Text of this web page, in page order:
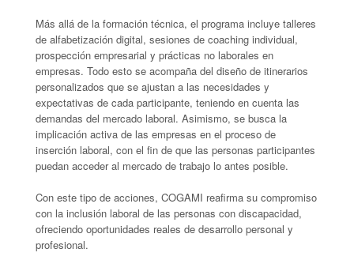
Más allá de la formación técnica, el programa incluye talleres
de alfabetización digital, sesiones de coaching individual,
prospección empresarial y prácticas no laborales en
empresas. Todo esto se acompaña del diseño de itinerarios
personalizados que se ajustan a las necesidades y
expectativas de cada participante, teniendo en cuenta las
demandas del mercado laboral. Asimismo, se busca la
implicación activa de las empresas en el proceso de
inserción laboral, con el fin de que las personas participantes
puedan acceder al mercado de trabajo lo antes posible.
Con este tipo de acciones, COGAMI reafirma su compromiso
con la inclusión laboral de las personas con discapacidad,
ofreciendo oportunidades reales de desarrollo personal y
profesional.